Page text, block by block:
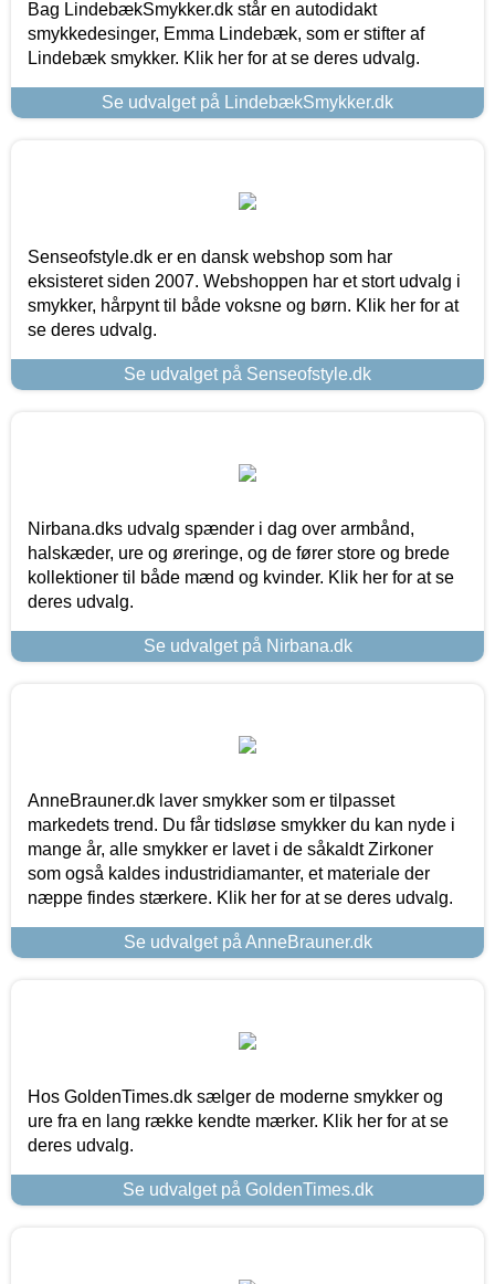
Bag LindebækSmykker.dk står en autodidakt
smykkedesinger, Emma Lindebæk, som er stifter af
Lindebæk smykker. Klik her for at se deres udvalg.
Se udvalget på LindebækSmykker.dk
Senseofstyle.dk er en dansk webshop som har
eksisteret siden 2007. Webshoppen har et stort udvalg i
smykker, hårpynt til både voksne og børn. Klik her for at
se deres udvalg.
Se udvalget på Senseofstyle.dk
Nirbana.dks udvalg spænder i dag over armbånd,
halskæder, ure og øreringe, og de fører store og brede
kollektioner til både mænd og kvinder. Klik her for at se
deres udvalg.
Se udvalget på Nirbana.dk
AnneBrauner.dk laver smykker som er tilpasset
markedets trend. Du får tidsløse smykker du kan nyde i
mange år, alle smykker er lavet i de såkaldt Zirkoner
som også kaldes industridiamanter, et materiale der
næppe findes stærkere. Klik her for at se deres udvalg.
Se udvalget på AnneBrauner.dk
Hos GoldenTimes.dk sælger de moderne smykker og
ure fra en lang række kendte mærker. Klik her for at se
deres udvalg.
Se udvalget på GoldenTimes.dk